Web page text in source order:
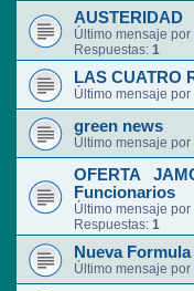
AUSTERIDAD
Último mensaje por
Respuestas: 1
LAS CUATRO
Último mensaje por
green news
Último mensaje por
OFERTA
Funcionarios
Último mensaje por
Respuestas: 1
Nueva
Último mensaje por